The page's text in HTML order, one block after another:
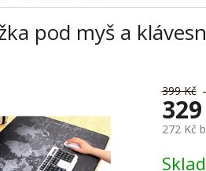
pod myš a
399 Kč
272 Kč
cena: